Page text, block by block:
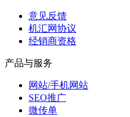
意见反馈
机汇网协议
经销商资格
产品与服务
网站/手机网站
SEO推广
微传单